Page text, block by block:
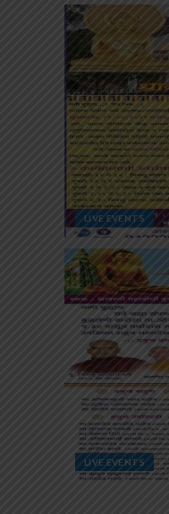
LIVE EVENTS
LIVE EVENTS